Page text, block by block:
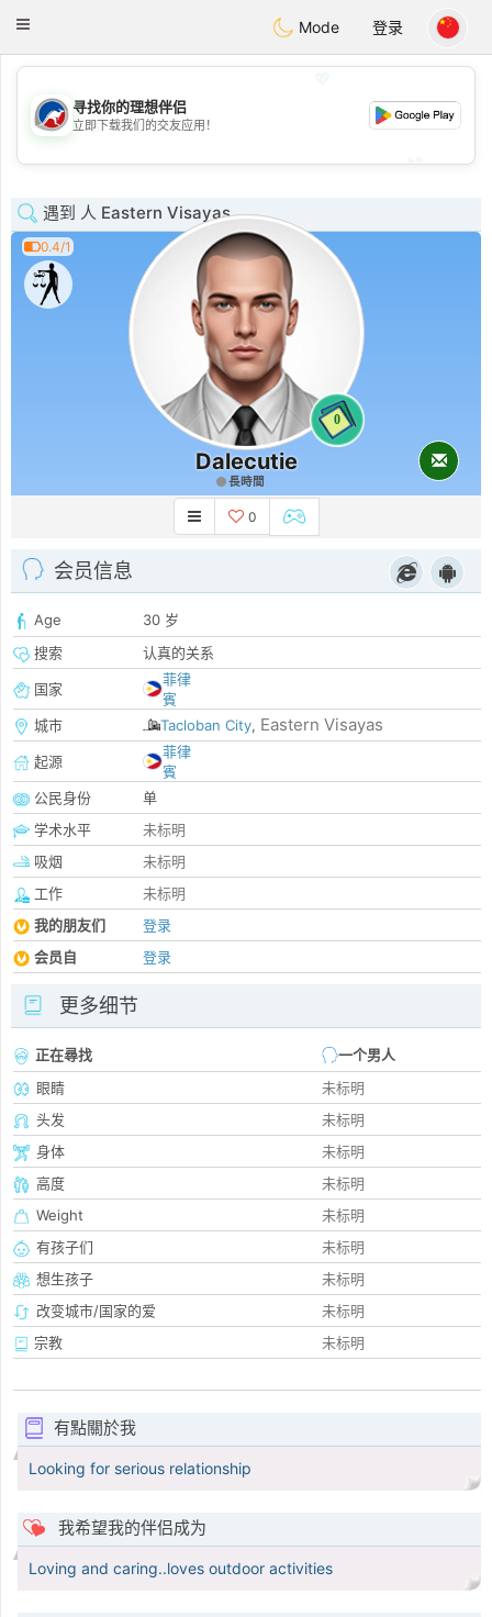
AustraliaChat
Toggle
Mode 登录
💖
寻找你的理想伴侣
立即下载我们的交友应用！
遇到 人 Eastern Visayas
0.4/1
0
Dalecutie
長時間
0
会员信息
Age
30 岁
搜索
认真的关系
国家
菲律
賓
城市
Tacloban City, Eastern Visayas
起源
菲律
賓
公民身份
单
学术水平
未标明
吸烟
未标明
工作
未标明
我的朋友们
登录
会员自
登录
更多细节
正在尋找
一个男人
眼睛
未标明
头发
未标明
身体
未标明
高度
未标明
Weight
未标明
有孩子们
未标明
想生孩子
未标明
改变城市/国家的爱
未标明
宗教
未标明
有點關於我
Looking for serious relationship
我希望我的伴侣成为
Loving and caring..loves outdoor activities